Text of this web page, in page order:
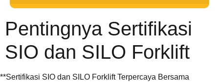
Pentingnya Sertifikasi
SIO dan SILO Forklift
**Sertifikasi SIO dan SILO Forklift Terpercaya Bersama